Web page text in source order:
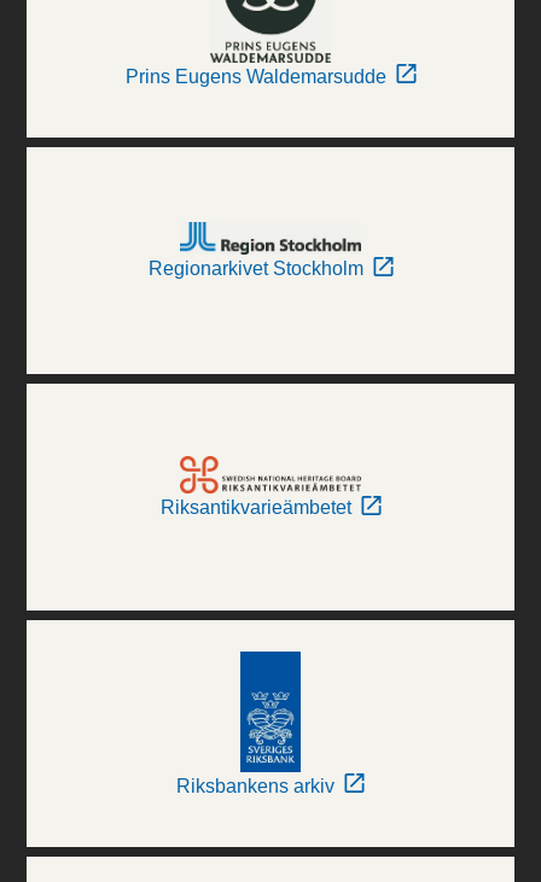
Prins Eugens Waldemarsudde
Regionarkivet Stockholm
Riksantikvarieämbetet
Riksbankens arkiv